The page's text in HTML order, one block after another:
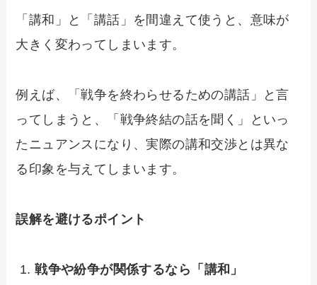
「講和」と「講話」を間違えて使うと、意味が
大きく変わってしまいます。
例えば、「戦争を終わらせるための講話」と言
ってしまうと、「戦争終結の話を聞く」といっ
たニュアンスになり、実際の講和交渉とは異な
る印象を与えてしまいます。
誤解を避けるポイント
戦争や紛争が関係するなら「講和」